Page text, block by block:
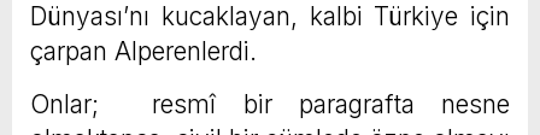
Dünyası’nı kucaklayan, kalbi Türkiye için
çarpan Alperenlerdi.
Onlar; resmî bir paragrafta nesne